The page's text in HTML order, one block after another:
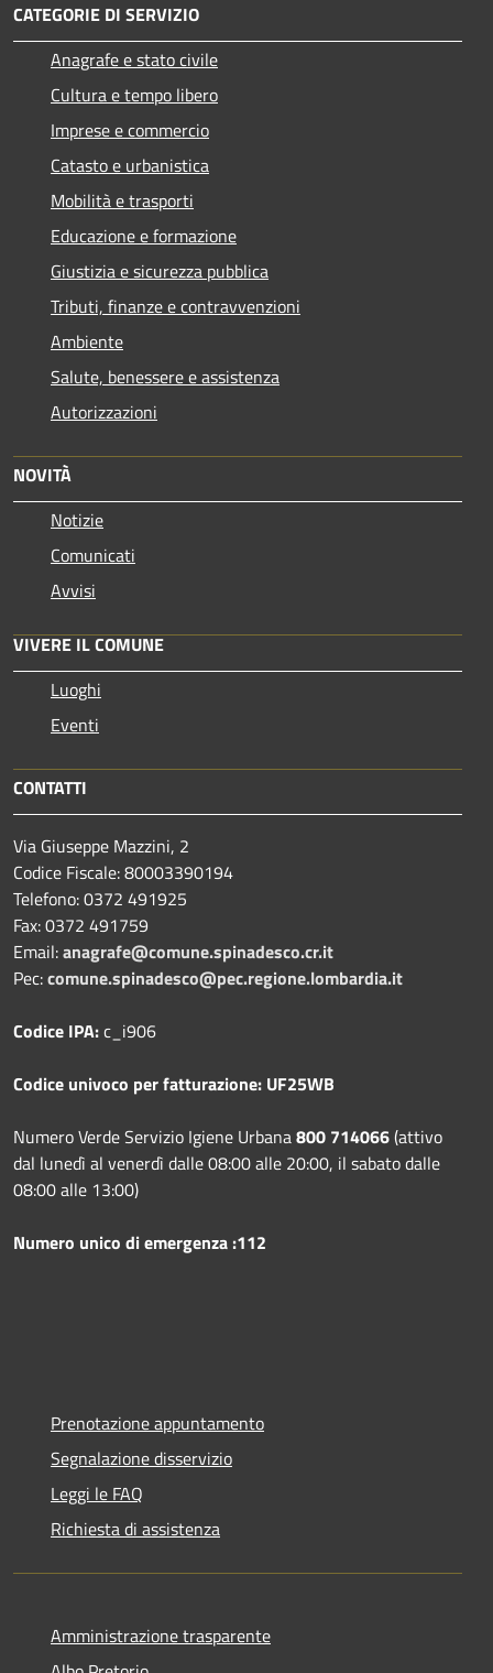
CATEGORIE DI SERVIZIO
Anagrafe e stato civile
Cultura e tempo libero
Imprese e commercio
Catasto e urbanistica
Mobilità e trasporti
Educazione e formazione
Giustizia e sicurezza pubblica
Tributi, finanze e contravvenzioni
Ambiente
Salute, benessere e assistenza
Autorizzazioni
NOVITÀ
Notizie
Comunicati
Avvisi
VIVERE IL COMUNE
Luoghi
Eventi
CONTATTI
Via Giuseppe Mazzini, 2
Codice Fiscale: 80003390194
Telefono:0372 491925
Fax:0372 491759
Email:anagrafe@comune.spinadesco.cr.it
Pec:comune.spinadesco@pec.regione.lombardia.it
Codice IPA:c_i906
Codice univoco per fatturazione: UF25WB
Numero Verde Servizio Igiene Urbana800 714066(attivo
dal lunedì al venerdì dalle 08:00 alle 20:00, il sabato dalle
08:00 alle 13:00)
Numero unico di emergenza :112
Prenotazione appuntamento
Segnalazione disservizio
Leggi le FAQ
Richiesta di assistenza
Amministrazione trasparente